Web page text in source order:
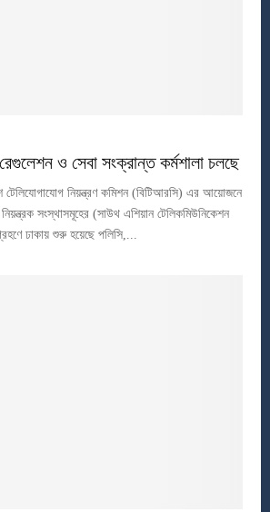
ও সেবা সংক্রান্ত কর্মশালা চলছে
টেলিযোগাযোগ নিয়ন্ত্রণ কমিশন (বিটিআরসি) এর আয়োজনে
সংস্থাসমূহের (সাউথ এশিয়ান টেলিকমিউনিকেশন
ঢাকায় শুরু হয়েছে পলিসি,...